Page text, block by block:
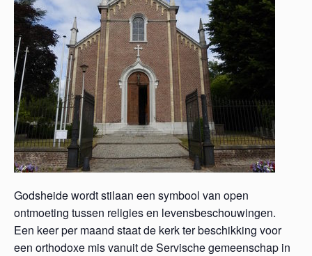
Godsheide wordt stilaan een symbool van open
ontmoeting tussen religies en levensbeschouwingen.
Een keer per maand staat de kerk ter beschikking voor
een orthodoxe mis vanuit de Servische gemeenschap in